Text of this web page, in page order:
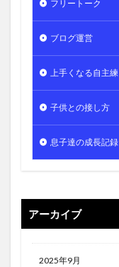
フリートーク
ブログ運営
上手くなる自主練
子供との接し方
息子達の成長記録
アーカイブ
2025年9月